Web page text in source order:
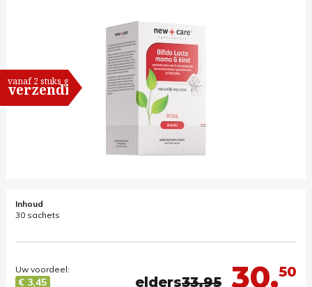
vanaf 2 stuks gratis
verzending
Inhoud
30 sachets
30,50
elders33,95
Uw voordeel:
€ 3,45